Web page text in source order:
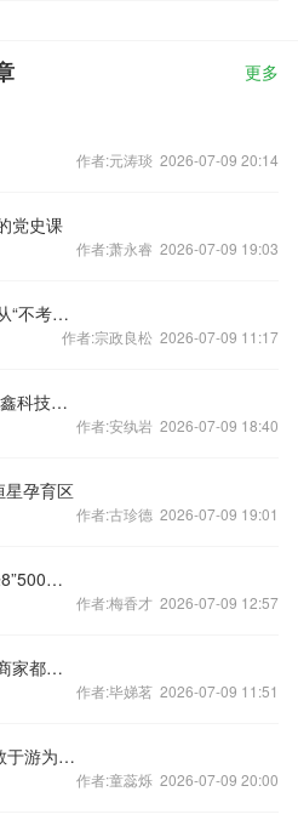
更多
作者:元涛琰 2026-07-09 20:14
党史课
作者:萧永睿 2026-07-09 19:03
实探上海陪诊市场，一些老人从“不考虑”到“月月订”
作者:宗政良松 2026-07-09 11:17
SK海力士、美光主动收缩，长鑫科技机会窗口还有多久？
作者:安纨岩 2026-07-09 18:40
星孕育区
作者:古珍德 2026-07-09 19:01
杭州中奖者火速现身领走“快乐8”500万大奖
作者:梅香才 2026-07-09 12:57
价格持续飙涨，一天三个价！商家都劝“先不要买”，网友：刚需，咬着牙也得下手
作者:毕娣茗 2026-07-09 11:51
人民网三评“研学游”之二：寓教于游为何这么“热”？
作者:童蕊烁 2026-07-09 20:00